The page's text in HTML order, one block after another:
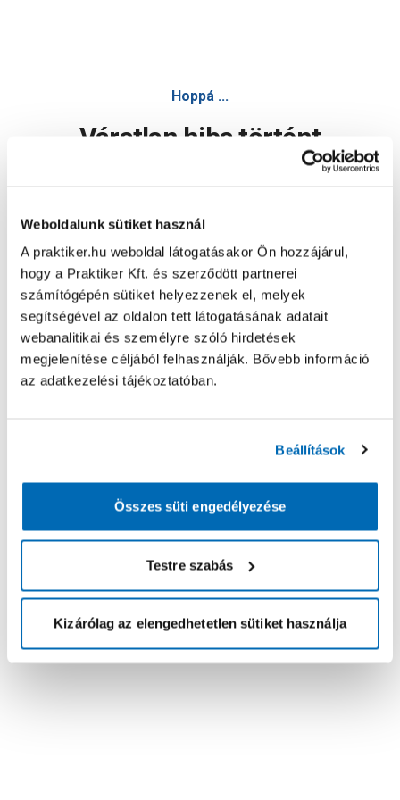
Weboldalunk sütiket használ
A praktiker.hu weboldal látogatásakor Ön hozzájárul,
hogy a Praktiker Kft. és szerződött partnerei
számítógépén sütiket helyezzenek el, melyek
segítségével az oldalon tett látogatásának adatait
webanalitikai és személyre szóló hirdetések
megjelenítése céljából felhasználják. Bővebb információ
az adatkezelési tájékoztatóban.
Beállítások
Összes süti engedélyezése
Testre szabás
Kizárólag az elengedhetetlen sütiket használja
Hoppá ...
Váratlan hiba történt
Oldal újratöltése